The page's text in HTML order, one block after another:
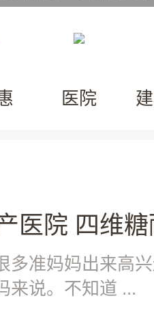
医院
医院 四维
多准妈妈出来高
来说。不知道 ...